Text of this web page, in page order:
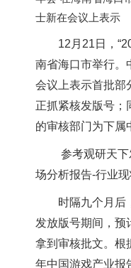
士新在会议上表示
12月21日，
南省海口市举行。
会议上表示首批部
正抓紧核发版号；
的审核部门为下属
参考观研天下
场分析报告-行业
时隔九个月后，
发放版号期间，预
拿到审核批文。根
年中国游戏产业报